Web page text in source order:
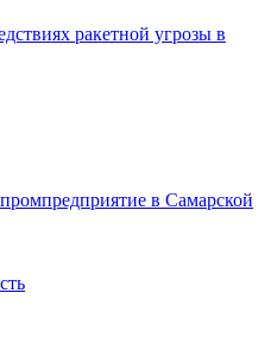
ракетной угрозы в
в Самарской